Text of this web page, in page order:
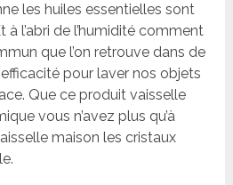
les huiles essentielles sont
à l’abri de l’humidité comment
que l’on retrouve dans de
pour laver nos objets
Que ce produit vaisselle
vous n’avez plus qu’à
maison les cristaux